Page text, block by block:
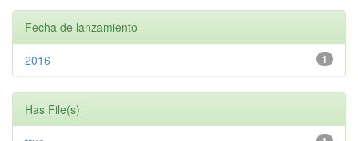
Fecha de lanzamiento
1
2016
Has File(s)